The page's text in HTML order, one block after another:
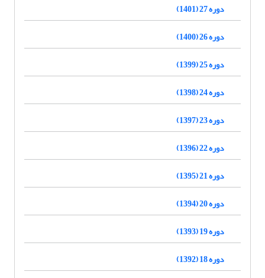
دوره 27 (1401)
دوره 26 (1400)
دوره 25 (1399)
دوره 24 (1398)
دوره 23 (1397)
دوره 22 (1396)
دوره 21 (1395)
دوره 20 (1394)
دوره 19 (1393)
دوره 18 (1392)